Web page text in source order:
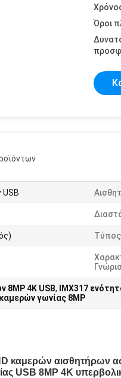
Όροι
USB
Τύπος
8MP 4K USB,
IMX317
γωνίας 8MP
καμερών αισθητήρων
USB 8MP 4K